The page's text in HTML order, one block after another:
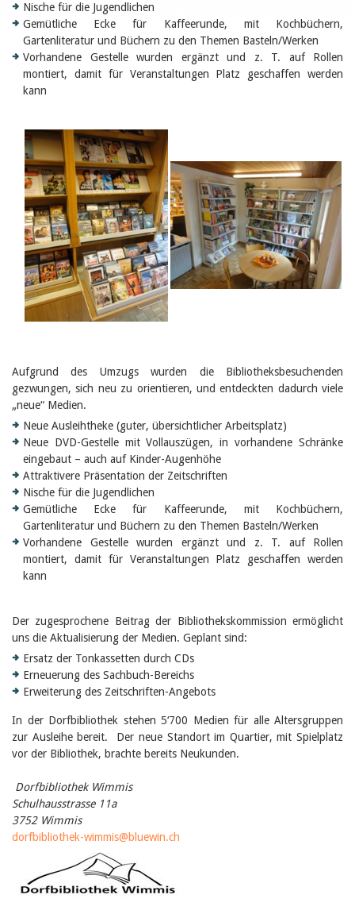
Jugendliche
Einmalige Beiträge
Bibliotheksangebote
Bibliosuisse
Kantonale
Unterstützungsbeiträge
Rezensionen
Autoren
Julie Greub
Birgit Libiszewski
Ursula Strahm
Sandra Dettwyler
Sibylle Birrer
Javier Lopez
Céline Graf
Felicitas Isler
Andrea Grichting
Therese von Weissenfluh
Nicole Rothen
Archiv
Juli 2026
Juni 2026
März 2026
Dezember 2025
November 2025
September 2025
Juni 2025
März 2025
Februar 2025
2024
2023
2022
2019
2018
2016
2015
2014
2012
Nische für die Jugendlichen
Gemütliche Ecke für Kaffeerunde, mit Kochbüchern,
Gartenliteratur und Büchern zu den Themen Basteln/Werken
Vorhandene Gestelle wurden ergänzt und z. T. auf Rollen
montiert, damit für Veranstaltungen Platz geschaffen werden
kann
Aufgrund des Umzugs wurden die Bibliotheksbesuchenden
gezwungen, sich neu zu orientieren, und entdeckten dadurch viele
„neue“ Medien.
Neue Ausleihtheke (guter, übersichtlicher Arbeitsplatz)
Neue DVD-Gestelle mit Vollauszügen, in vorhandene Schränke
eingebaut – auch auf Kinder-Augenhöhe
Attraktivere Präsentation der Zeitschriften
Nische für die Jugendlichen
Gemütliche Ecke für Kaffeerunde, mit Kochbüchern,
Gartenliteratur und Büchern zu den Themen Basteln/Werken
Vorhandene Gestelle wurden ergänzt und z. T. auf Rollen
montiert, damit für Veranstaltungen Platz geschaffen werden
kann
Der zugesprochene Beitrag der Bibliothekskommission ermöglicht
uns die Aktualisierung der Medien. Geplant sind:
Ersatz der Tonkassetten durch CDs
Erneuerung des Sachbuch-Bereichs
Erweiterung des Zeitschriften-Angebots
In der Dorfbibliothek stehen 5‘700 Medien für alle Altersgruppen
zur Ausleihe bereit. Der neue Standort im Quartier, mit Spielplatz
vor der Bibliothek, brachte bereits Neukunden.
Dorfbibliothek Wimmis
Schulhausstrasse 11a
3752 Wimmis
dorfbibliothek-wimmis@bluewin.ch